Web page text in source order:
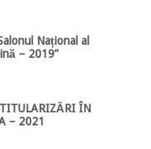
Național al
– 2019”
ÎN
– 2021